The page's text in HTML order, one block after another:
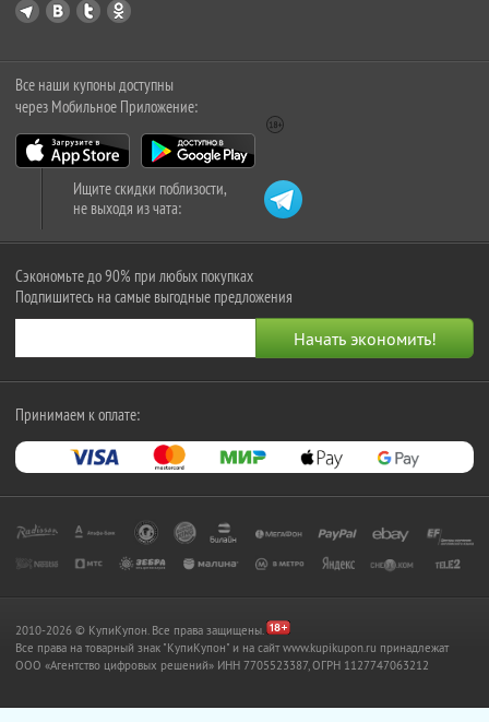
Все наши купоны доступны
через Мобильное Приложение:
Ищите скидки поблизости,
не выходя из чата:
Сэкономьте до 90% при любых покупках
Подпишитесь на самые выгодные предложения
Принимаем к оплате:
2010-2026 © КупиКупон. Все права защищены.
Все права на товарный знак "КупиКупон" и на сайт www.kupikupon.ru принадлежат
OOO «Агентство цифровых решений» ИНН 7705523387, ОГРН 1127747063212